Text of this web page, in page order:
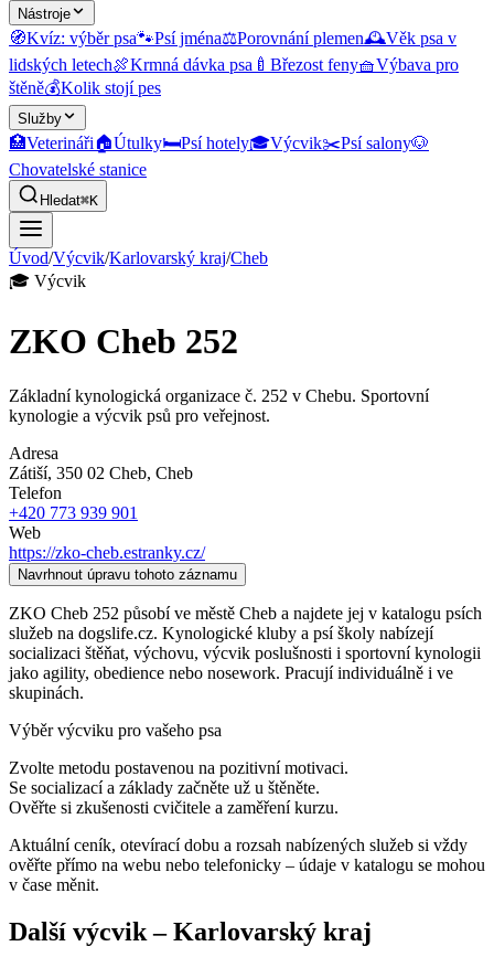
Nástroje
🧭Kvíz: výběr psa🐾Psí jména⚖️Porovnání plemen🕰️Věk psa v
lidských letech🍖Krmná dávka psa 🍼 Březost feny🧺Výbava pro
štěně💰Kolik stojí pes
Služby
🏥Veterináři🏠Útulky🛏️Psí hotely🎓Výcvik✂️Psí salony🐶
Chovatelské stanice
Hledat⌘K
Úvod/Výcvik/Karlovarský kraj/Cheb
🎓 Výcvik
ZKO Cheb 252
Základní kynologická organizace č. 252 v Chebu. Sportovní
kynologie a výcvik psů pro veřejnost.
Adresa
Zátiší, 350 02 Cheb, Cheb
Telefon
+420 773 939 901
Web
https://zko-cheb.estranky.cz/
Navrhnout úpravu tohoto záznamu
ZKO Cheb 252 působí ve městě Cheb a najdete jej v katalogu psích
služeb na dogslife.cz. Kynologické kluby a psí školy nabízejí
socializaci štěňat, výchovu, výcvik poslušnosti i sportovní kynologii
jako agility, obedience nebo nosework. Pracují individuálně i ve
skupinách.
Výběr výcviku pro vašeho psa
Zvolte metodu postavenou na pozitivní motivaci.
Se socializací a základy začněte už u štěněte.
Ověřte si zkušenosti cvičitele a zaměření kurzu.
Aktuální ceník, otevírací dobu a rozsah nabízených služeb si vždy
ověřte přímo na webu nebo telefonicky – údaje v katalogu se mohou
v čase měnit.
Další výcvik–Karlovarský kraj